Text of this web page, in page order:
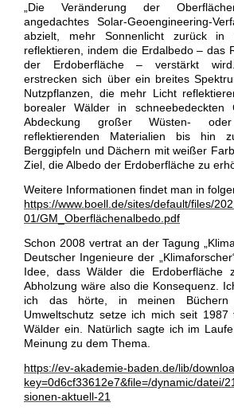
„Die Veränderung der
angedachtes Solar-Geoengineering-
abzielt, mehr Sonnenlicht zurück in
reflektieren, indem die Erdalbedo – das
der Erdoberfläche – verstärkt
erstrecken sich über ein breites
Nutzpflanzen, die mehr Licht
borealer Wälder in schneebedeckten
Abdeckung großer Wüsten-
reflektierenden Materialien bis hin
Berggipfeln und Dächern mit weißer
Ziel, die Albedo der Erdoberfläche zu
Weitere Informationen findet man in
https://www.boell.de/sites/default/files/
01/GM_Oberflächenalbedo.pdf
Schon 2008 vertrat an der Tagung
Deutscher Ingenieure der
Idee, dass Wälder die Erdoberfläche
Abholzung wäre also die Konsequenz.
ich das hörte, in meinen
Umweltschutz setze ich mich seit
Wälder ein. Natürlich sagte ich im
Meinung zu dem Thema.
https://ev-akademie-baden.de/lib/
key=0d6cf33612e7&file=/dynamic/datei/
sionen-aktuell-21